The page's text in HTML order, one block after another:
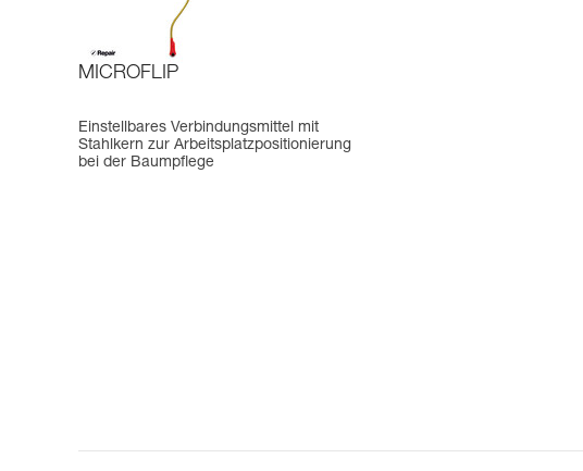
MICROFLIP
Einstellbares Verbindungsmittel mit
Stahlkern zur Arbeitsplatzpositionierung
bei der Baumpflege